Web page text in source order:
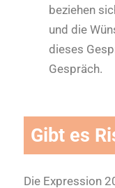
beziehen
und die
dieses
Gespräch.
Gibt es
Die Expression